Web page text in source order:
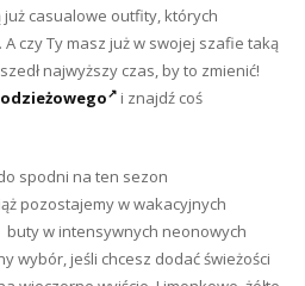
casualowe outfity, których
czy Ty masz już w swojej szafie taką
najwyższy czas, by to zmienić!
i znajdź coś
spodni na ten sezon
pozostajemy w wakacyjnych
buty w intensywnych neonowych
wybór, jeśli chcesz dodać świeżości